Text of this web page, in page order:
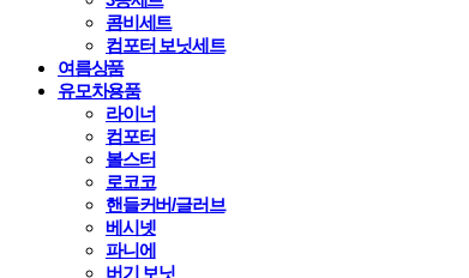
콤비세트
컴포터 보닛세트
여름상품
유모차용품
라이너
컴포터
볼스터
로코코
핸들커버/글러브
베시넷
파니에
버기 보닛